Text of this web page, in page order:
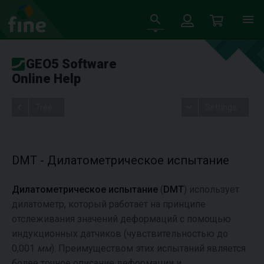
GEO5 Software
Online Help
DMT - Дилатометрическое испытание
Дилатометрическое испытание ( DMT) использует
дилатометр, который работает на принципе
отслеживания значений деформаций с помощью
индукционных датчиков (чувствительностью до
0,001 мм). Преимуществом этих испытаний является